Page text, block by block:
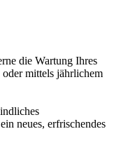
die Wartung Ihres
mittels jährlichem
neues, erfrischendes